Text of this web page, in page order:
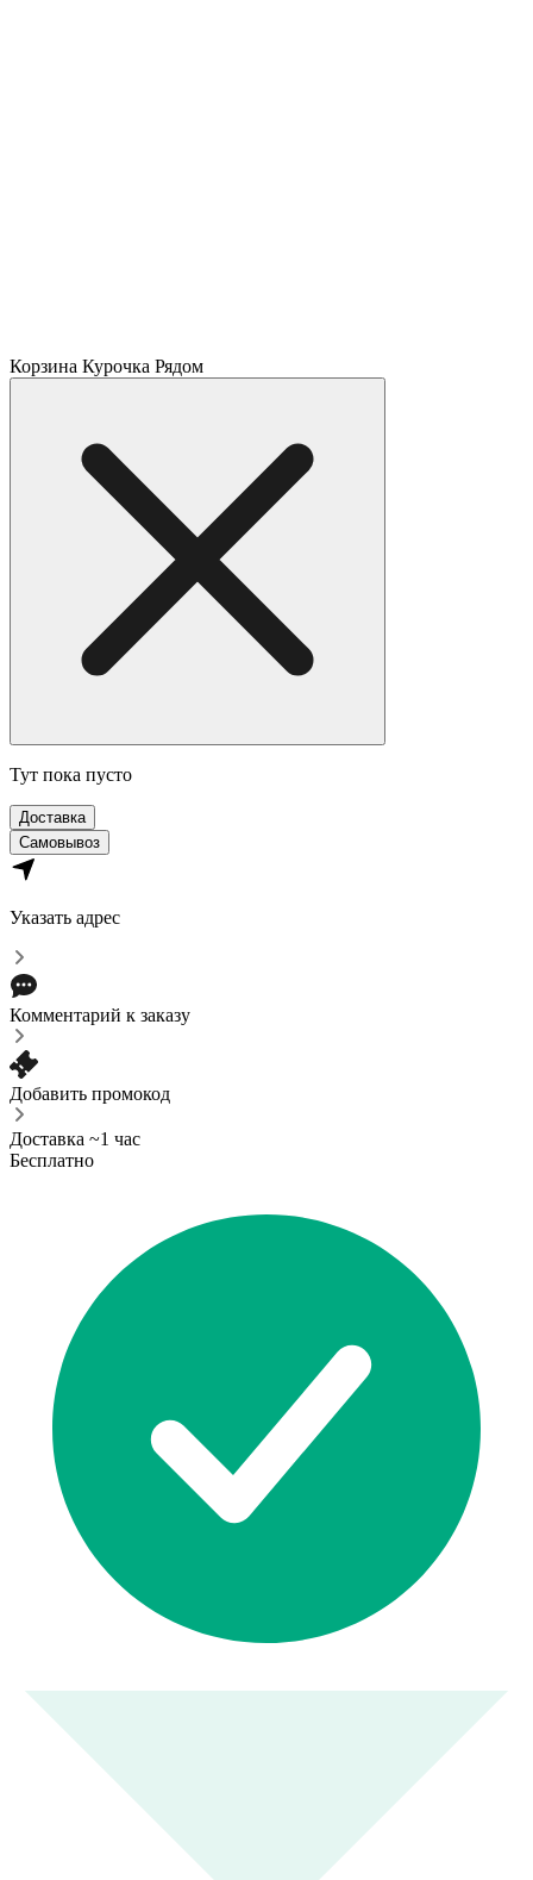
Корзина Курочка Рядом
Тут пока пусто
Доставка
Самовывоз
Указать адрес
Комментарий к заказу
Добавить промокод
Доставка ~1 час
Бесплатно